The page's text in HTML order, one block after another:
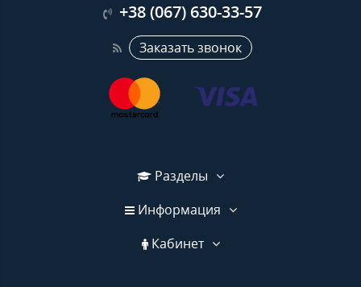
+38 (067) 630-33-57
Заказать звонок
Разделы
Информация
Кабинет